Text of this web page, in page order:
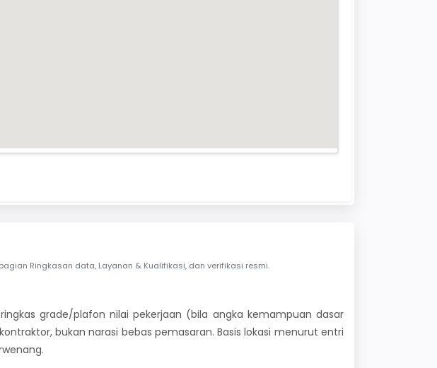
Ringkasan data, Layanan & Kualifikasi, dan verifikasi resmi.
grade/plafon nilai pekerjaan (bila angka kemampuan dasar
bukan narasi bebas pemasaran. Basis lokasi menurut entri